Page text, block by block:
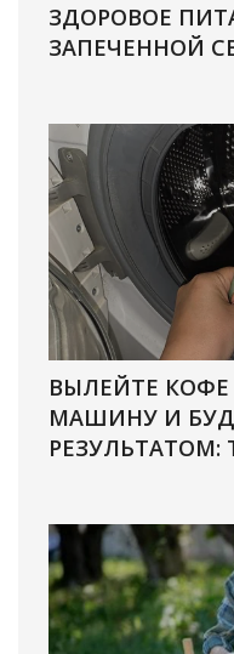
ЗДОРОВОЕ
ЗАПЕЧЕННОЙ
ВЫЛЕЙТЕ
МАШИНУ И
РЕЗУЛЬТАТОМ: